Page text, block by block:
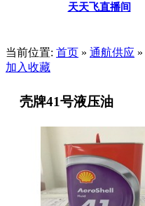
天天飞直播间
当前位置: 首页 » 通航供应 »
加入收藏
壳牌41号液压油